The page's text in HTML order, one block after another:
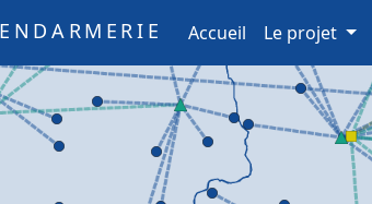
Accueil (current)
Le projet